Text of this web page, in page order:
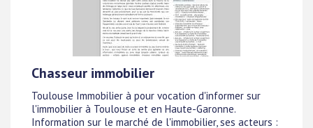
Chasseur immobilier
Toulouse Immobilier à pour vocation d'informer sur
l'immobilier à Toulouse et en Haute-Garonne.
Information sur le marché de l'immobilier, ses acteurs :